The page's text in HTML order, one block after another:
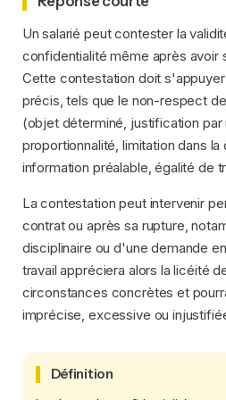
Un salarié peut contester la
confidentialité même après avoir
Cette contestation doit
précis, tels que le non-respect
(objet déterminé, justification par
proportionnalité, limitation dans la
information préalable, égalité de
La contestation peut intervenir
contrat ou après sa rupture,
disciplinaire ou d'une demande
travail appréciera alors la licéité
circonstances concrètes et
imprécise, excessive ou
Définition